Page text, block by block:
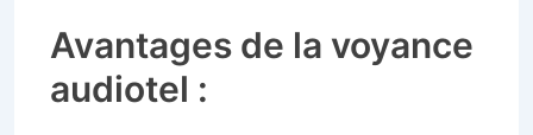
Avantages de la voyance
audiotel :